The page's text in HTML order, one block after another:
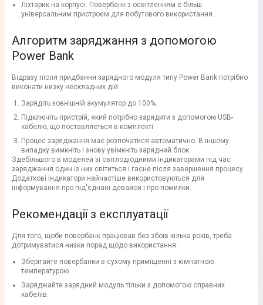
Ліхтарик на корпусі. Повербанк з освітленням є більш
універсальним пристроєм для побутового використання.
Алгоритм заряджання з допомогою
Power Bank
Відразу після придбання зарядного модуля типу Power Bank потрібно
виконати низку нескладних дій:
Зарядіть зовнішній акумулятор до 100%.
Підключіть пристрій, який потрібно зарядити з допомогою USB-
кабелю, що поставляється в комплекті
Процес заряджання має розпочатися автоматично. В іншому
випадку вимкніть і знову увімкніть зарядний блок.
Здебільшого в моделей зі світлодіодними індикаторами під час
заряджання один із них світиться і гасне після завершення процесу.
Додаткові індикатори найчастіше використовуються для
інформування про під'єднані девайси і про помилки.
Рекомендації з експлуатації
Для того, щоби повербанк працював без збоїв кілька років, треба
дотримуватися низки порад щодо використання:
Зберігайте повербанки в сухому приміщенні з кімнатною
температурою.
Заряджайте зарядний модуль тільки з допомогою справних
кабелів.